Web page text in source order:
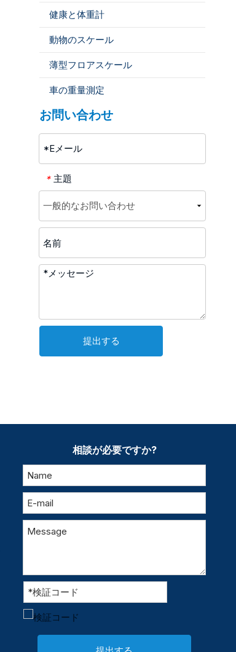
健康と体重計
動物のスケール
薄型フロアスケール
車の重量測定
お問い合わせ
* 主題
提出する
相談が必要ですか?